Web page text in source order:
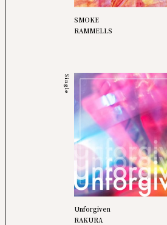
SMOKE
RAMMELLS
Unforgiven
RAKURA
Single